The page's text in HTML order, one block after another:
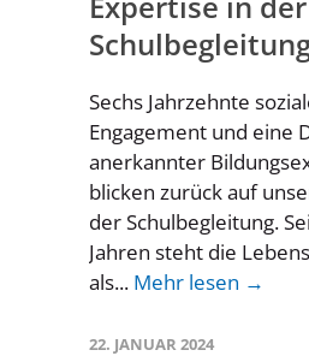
Sechs Jahrzehnte
Engagement und eine
anerkannter
blicken zurück auf
der Schulbegleitung.
Jahren steht die
als... Mehr lesen →
22. JANUAR 2024